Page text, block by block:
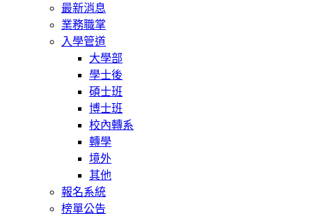
最新消息
業務職掌
入學管道
大學部
學士後
碩士班
博士班
校內轉系
轉學
境外
其他
報名系統
榜單公告